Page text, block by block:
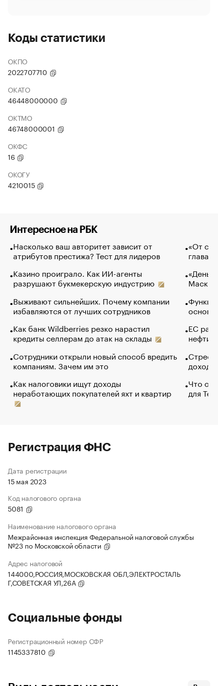
Коды статистики
ОКПО
2022707710
ОКАТО
46448000000
ОКТМО
46748000001
ОКФС
16
ОКОГУ
4210015
Интересное на РБК
Насколько ваш авторитет зависит от
атрибутов престижа? Тест для лидеров
Казино проиграло. Как ИИ-агенты
разрушают букмекерскую индустрию
Выживают сильнейших. Почему компании
избавляются от лучших сотрудников
Как банк Wildberries резко нарастил
кредиты селлерам до атак на склады
Сотрудники открыли новый способ вредить
компаниям. Зачем им это
Как налоговики ищут доходы
неработающих покупателей яхт и квартир
«От
глава
Маск в
основ
ЕС
нефти
Что
для
Регистрация ФНС
Дата регистрации
15 мая 2023
Код налогового органа
5081
Наименование налогового органа
Межрайонная инспекция Федеральной налоговой службы
№23 по Московской области
Адрес налоговой
144000,РОССИЯ,МОСКОВСКАЯ ОБЛ,ЭЛЕКТРОСТАЛЬ
Г,СОВЕТСКАЯ УЛ,26А
Социальные фонды
Регистрационный номер СФР
1145337810